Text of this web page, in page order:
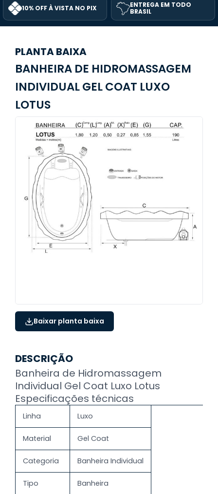
10% OFF À VISTA NO PIX
ENTREGA EM TODO
BRASIL
PLANTA BAIXA
BANHEIRA DE HIDROMASSAGEM
INDIVIDUAL GEL COAT LUXO
LOTUS
Baixar planta baixa
DESCRIÇÃO
Banheira de Hidromassagem
Individual Gel Coat Luxo Lotus
Especificações técnicas
Linha Luxo
Material Gel Coat
Categoria Banheira Individual
Tipo Banheira